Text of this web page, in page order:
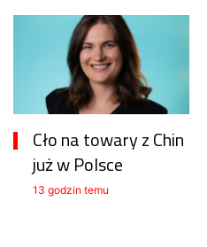
Cło na towary z Chin
już w Polsce
13 godzin temu